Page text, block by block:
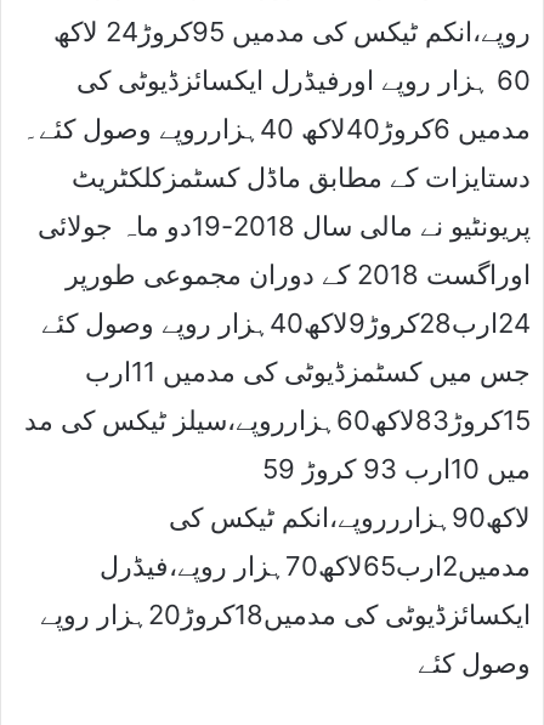
روپے،انکم ٹیکس کی مدمیں 95کروڑ24 لاکھ
60 ہزار روپے اورفیڈرل ایکسائزڈیوٹی کی
مدمیں 6کروڑ40لاکھ 40ہزارروپے وصول کئے۔
دستایزات کے مطابق ماڈل کسٹمزکلکٹریٹ
پریونٹیو نے مالی سال 2018-19دو ماہ جولائی
اوراگست 2018 کے دوران مجموعی طورپر
24ارب28کروڑ9لاکھ40ہزار روپے وصول کئے
جس میں کسٹمزڈیوٹی کی مدمیں 11ارب
15کروڑ83لاکھ60ہزارروپے،سیلز ٹیکس کی مد
میں 10ارب 93 کروڑ 59
لاکھ90ہزاررروپے،انکم ٹیکس کی
مدمیں2ارب65لاکھ70ہزار روپے،فیڈرل
ایکسائزڈیوٹی کی مدمیں18کروڑ20ہزار روپے
وصول کئے